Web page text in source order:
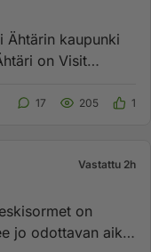
Ähtärin kaupunki
on Visit
17 205 1
Vastattu 2h
on